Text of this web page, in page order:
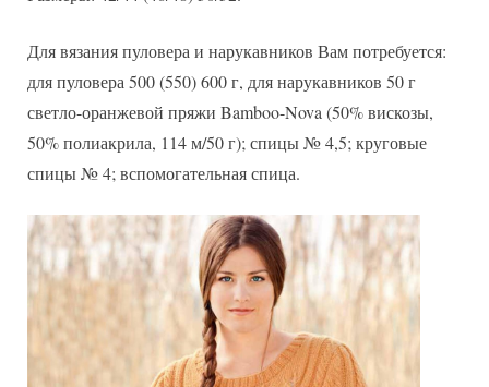
спицами
Для вязания пуловера и нарукавников Вам потребуется:
для пуловера 500 (550) 600 г, для нарукавников 50 г
светло-оранжевой пряжи Bamboo-Nova (50% вискозы,
50% полиакрила, 114 м/50 г); спицы № 4,5; круговые
спицы № 4; вспомогательная спица.